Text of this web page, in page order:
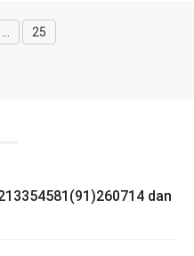
… Halaman
25
dan